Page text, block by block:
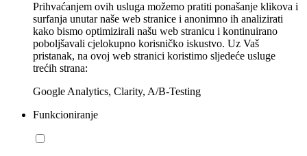
Prihvaćanjem ovih usluga možemo pratiti ponašanje klikova i
surfanja unutar naše web stranice i anonimno ih analizirati
kako bismo optimizirali našu web stranicu i kontinuirano
poboljšavali cjelokupno korisničko iskustvo. Uz Vaš
pristanak, na ovoj web stranici koristimo sljedeće usluge
trećih strana:
Google Analytics, Clarity, A/B-Testing
Funkcioniranje